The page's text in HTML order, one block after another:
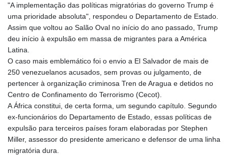
LBP
103388.630514
LKR 387.81603
LRD 208.397567
LTL 3.402675
LVL 0.697063
LYD 7.359771
MAD 10.772009
MDL 20.088564
MGA 4963.869122
MKD 61.548176
MMK 2419.480296
"A implementação das políticas migratórias do governo Trump é
uma prioridade absoluta", respondeu o Departamento de Estado.
Assim que voltou ao Salão Oval no início do ano passado, Trump
deu início à expulsão em massa de migrantes para a América
Latina.
O caso mais emblemático foi o envio a El Salvador de mais de
250 venezuelanos acusados, sem provas ou julgamento, de
pertencer à organização criminosa Tren de Aragua e detidos no
Centro de Confinamento do Terrorismo (Cecot).
A África constitui, de certa forma, um segundo capítulo. Segundo
ex-funcionários do Departamento de Estado, essas políticas de
expulsão para terceiros países foram elaboradas por Stephen
Miller, assessor do presidente americano e defensor de uma linha
migratória dura.